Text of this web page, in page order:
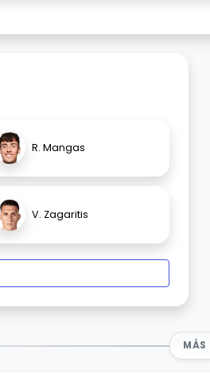
R. Mangas
V. Zagaritis
MÁS